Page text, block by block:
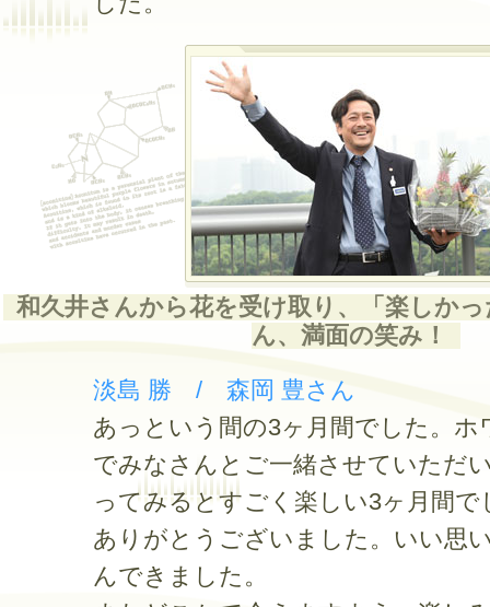
和久井さんから花を受け取り、「楽しか
ん、満面の笑み！
淡島 勝 / 森岡 豊さん
あっという間の3ヶ月間でした。ホ
でみなさんとご一緒させていただ
ってみるとすごく楽しい3ヶ月間で
ありがとうございました。いい思
んできました。